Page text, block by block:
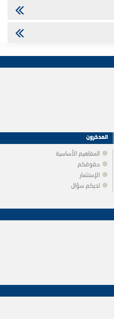
المدخرون
المفاهيم الأساسية
حقوقكم
الإستثمار
لديكم سؤال